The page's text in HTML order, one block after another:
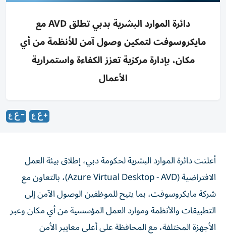
دائرة الموارد البشرية بدبي تطلق AVD مع
مايكروسوفت لتمكين وصول آمن للأنظمة من أي
مكان، بإدارة مركزية تعزز الكفاءة واستمرارية
الأعمال
أعلنت دائرة الموارد البشرية لحكومة دبي، إطلاق بيئة العمل
الافتراضية (Azure Virtual Desktop - AVD)، بالتعاون مع
شركة مايكروسوفت، بما يتيح للموظفين الوصول الآمن إلى
التطبيقات والأنظمة وموارد العمل المؤسسية من أي مكان وعبر
الأجهزة المختلفة، مع المحافظة على أعلى معايير الأمن
السيبراني وحماية البيانات، بما يدعم استمرارية الأعمال ويرتقي